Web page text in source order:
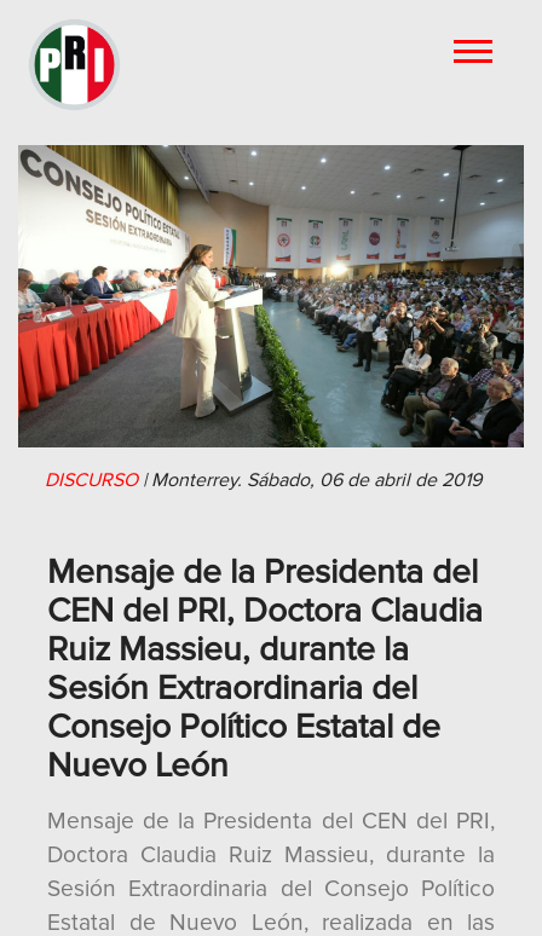
DISCURSO|Monterrey. Sábado, 06 de abril de 2019
Mensaje de la Presidenta del
CEN del PRI, Doctora Claudia
Ruiz Massieu, durante la
Sesión Extraordinaria del
Consejo Político Estatal de
Nuevo León
Mensaje de la Presidenta del CEN del PRI,
Doctora Claudia Ruiz Massieu, durante la
Sesión Extraordinaria del Consejo Político
Estatal de Nuevo León, realizada en las